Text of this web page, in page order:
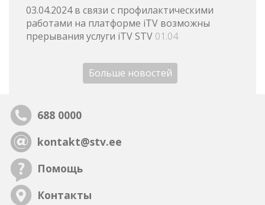
03.04.2024 в связи с профилактическими
работами на платформе iTV возможны
прерывания услуги iTV STV 01.04
Больше новостей
688 0000
kontakt@stv.ee
Помощь
Контакты